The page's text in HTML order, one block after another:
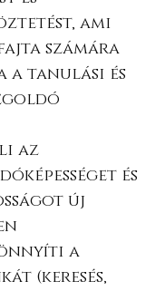
ami
számára
a tanulási és
az
és
új
a
(keresés,